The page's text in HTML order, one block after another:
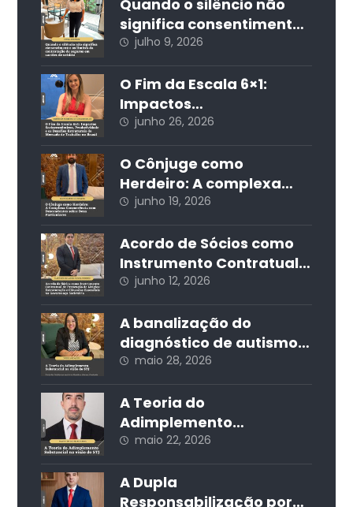
edilícios
Quando o silêncio não
significa consentimento:
os limites da
contratação de seguros
em cartões de crédito
julho 9, 2026
O Fim da Escala 6×1:
Impactos
Socioeconômicos,
Produtividade e os
Desafios Estruturais do
Mercado de Trabalho no
Brasil
junho 26, 2026
O Cônjuge como
Herdeiro: A complexa
concorrência com
descendentes sobre
bens particulares
junho 19, 2026
Acordo de Sócios como
Instrumento Contratual
de Prevenção de Litígios:
Estruturação e Cláusulas
Essenciais na
Governança Societária
junho 12, 2026
A banalização do
diagnóstico de autismo
nas redes sociais e seus
impactos jurídicos e
sociais
maio 28, 2026
A Teoria do
Adimplemento
Substancial na visão do
STJ
maio 22, 2026
A Dupla
Responsabilização por